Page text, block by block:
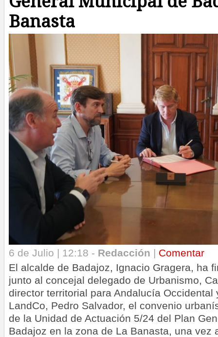
Banasta
6 de Julio | 12:18 - Redacción | Comentar
El alcalde de Badajoz, Ignacio Gragera, ha
junto al concejal delegado de Urbanismo,
director territorial para Andalucía Occidental
LandCo, Pedro Salvador, el convenio
de la Unidad de Actuación 5/24 del Plan
Badajoz en la zona de La Banasta, una vez